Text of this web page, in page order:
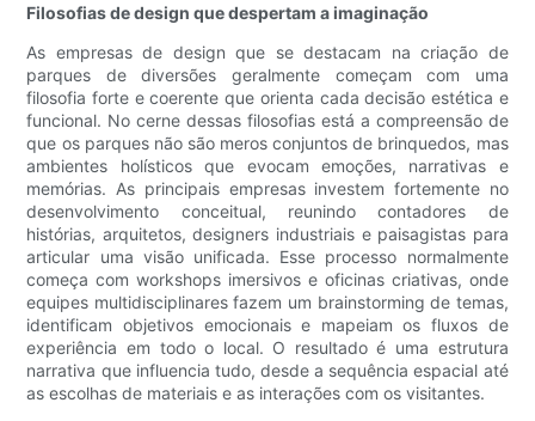
Filosofias de design que despertam a imaginação
As empresas de design que se destacam na criação de
parques de diversões geralmente começam com uma
filosofia forte e coerente que orienta cada decisão estética e
funcional. No cerne dessas filosofias está a compreensão de
que os parques não são meros conjuntos de brinquedos, mas
ambientes holísticos que evocam emoções, narrativas e
memórias. As principais empresas investem fortemente no
desenvolvimento conceitual, reunindo contadores de
histórias, arquitetos, designers industriais e paisagistas para
articular uma visão unificada. Esse processo normalmente
começa com workshops imersivos e oficinas criativas, onde
equipes multidisciplinares fazem um brainstorming de temas,
identificam objetivos emocionais e mapeiam os fluxos de
experiência em todo o local. O resultado é uma estrutura
narrativa que influencia tudo, desde a sequência espacial até
as escolhas de materiais e as interações com os visitantes.